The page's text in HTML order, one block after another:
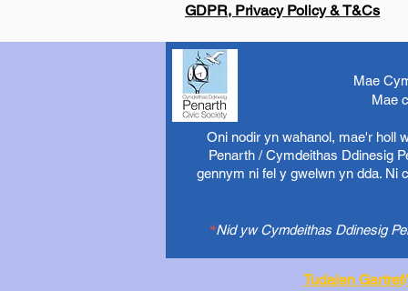
GDPR, Privacy Policy & T&Cs
Mae
Mae
Oni nodir yn wahanol, mae'r holl
Penarth / Cymdeithas Ddinesig
gennym ni fel y gwelwn yn dda. Ni
*Nid yw Cymdeithas Ddinesig
Tudalen Gartref/